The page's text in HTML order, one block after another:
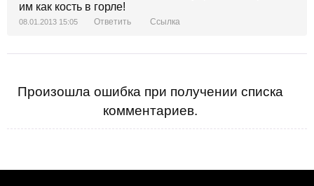
им как кость в горле!
08.01.2013 15:05 Ответить Ссылка
Произошла ошибка при получении списка
комментариев.